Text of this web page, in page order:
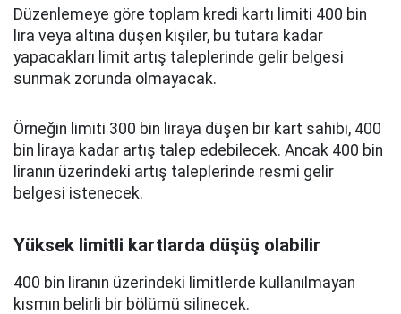
Düzenlemeye göre toplam kredi kartı limiti 400 bin
lira veya altına düşen kişiler, bu tutara kadar
yapacakları limit artış taleplerinde gelir belgesi
sunmak zorunda olmayacak.
Örneğin limiti 300 bin liraya düşen bir kart sahibi, 400
bin liraya kadar artış talep edebilecek. Ancak 400 bin
liranın üzerindeki artış taleplerinde resmi gelir
belgesi istenecek.
Yüksek limitli kartlarda düşüş olabilir
400 bin liranın üzerindeki limitlerde kullanılmayan
kısmın belirli bir bölümü silinecek.